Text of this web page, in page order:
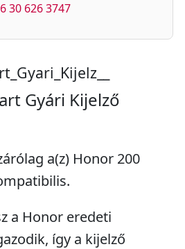
30 626 3747
Gyári Kijelző
a(z) Honor 200
a Honor eredeti
így a kijelző